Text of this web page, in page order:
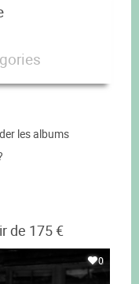
les albums
de 175 €
0